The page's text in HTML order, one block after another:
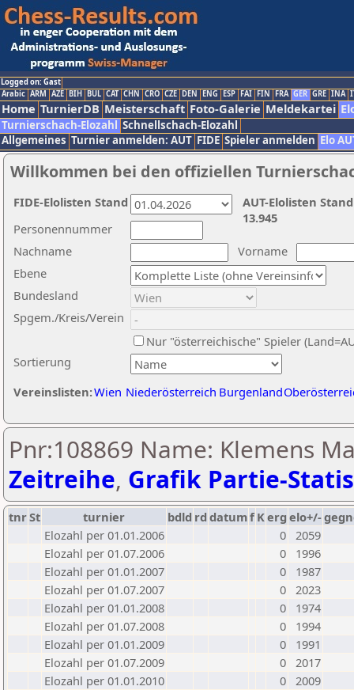
Logged on: Gast
Arabic ARM AZE BIH BUL CAT CHN CRO CZE DEN ENG ESP FAI FIN FRA GER GRE INA
Home TurnierDB Meisterschaft Foto-Galerie Meldekartei
Turnierschach-Elozahl Schnellschach-Elozahl
Allgemeines Turnier anmelden: AUT FIDE Spieler anmelden Elo
Willkommen bei den offiziellen
Nachname
Vorname
Ebene
Sortierung
Personennummer
Bundesland
Spgem./Kreis/Verein
Nur "österreichische" Spieler
Vereinslisten:Wien Niederösterreich Burgenland
AUT-Elolisten
13.945
FIDE-Elolisten Stand
Pnr:108869 Name: Klemens
Zeitreihe, Grafik Partie-
tnrSt turnier bdld rd datumf Kerg elo+/-
Elozahl per 01.01.2006
0 2059
Elozahl per 01.07.2006
0
1996
Elozahl per 01.01.2007
0
1987
Elozahl per 01.07.2007
0 2023
Elozahl per 01.01.2008
0
1974
Elozahl per 01.07.2008
0
1994
Elozahl per 01.01.2009
0
1991
Elozahl per 01.07.2009
0 2017
Elozahl per 01.01.2010
0 2009